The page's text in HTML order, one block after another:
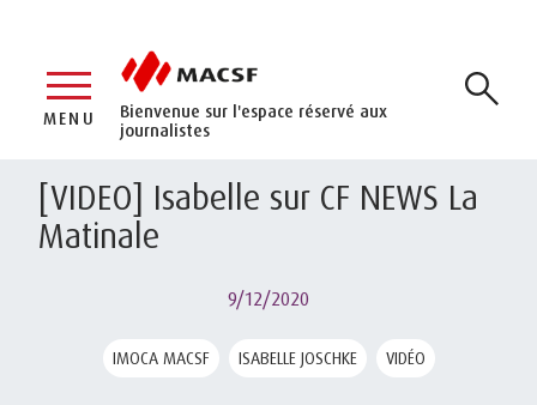
Bienvenue sur l'espace réservé aux
journalistes
MENU
[VIDEO] Isabelle sur CF NEWS La
Matinale
9/12/2020
IMOCA MACSF ISABELLE JOSCHKE VIDÉO